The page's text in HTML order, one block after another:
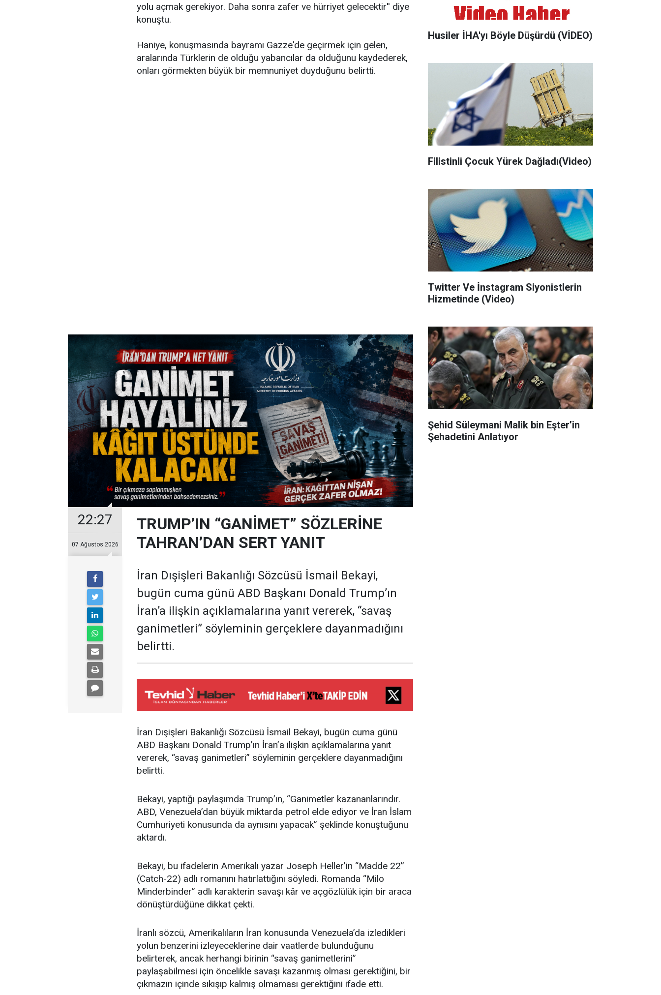
yolu açmak gerekiyor. Daha sonra zafer ve hürriyet gelecektir'' diye
konuştu.
Haniye, konuşmasında bayramı Gazze'de geçirmek için gelen,
aralarında Türklerin de olduğu yabancılar da olduğunu kaydederek,
onları görmekten büyük bir memnuniyet duyduğunu belirtti.
22:27
07 Ağustos 2026
TRUMP’IN “GANİMET” SÖZLERİNE
TAHRAN’DAN SERT YANIT
İran Dışişleri Bakanlığı Sözcüsü İsmail Bekayi,
bugün cuma günü ABD Başkanı Donald Trump’ın
İran’a ilişkin açıklamalarına yanıt vererek, “savaş
ganimetleri” söyleminin gerçeklere dayanmadığını
belirtti.
İran Dışişleri Bakanlığı Sözcüsü İsmail Bekayi, bugün cuma günü
ABD Başkanı Donald Trump’ın İran’a ilişkin açıklamalarına yanıt
vererek, “savaş ganimetleri” söyleminin gerçeklere dayanmadığını
belirtti.
Bekayi, yaptığı paylaşımda Trump’ın, “Ganimetler kazananlarındır.
ABD, Venezuela’dan büyük miktarda petrol elde ediyor ve İran İslam
Cumhuriyeti konusunda da aynısını yapacak” şeklinde konuştuğunu
aktardı.
Bekayi, bu ifadelerin Amerikalı yazar Joseph Heller’in “Madde 22”
(Catch-22) adlı romanını hatırlattığını söyledi. Romanda “Milo
Minderbinder” adlı karakterin savaşı kâr ve açgözlülük için bir araca
dönüştürdüğüne dikkat çekti.
İranlı sözcü, Amerikalıların İran konusunda Venezuela’da izledikleri
yolun benzerini izleyeceklerine dair vaatlerde bulunduğunu
belirterek, ancak herhangi birinin “savaş ganimetlerini”
paylaşabilmesi için öncelikle savaşı kazanmış olması gerektiğini, bir
çıkmazın içinde sıkışıp kalmış olmaması gerektiğini ifade etti.
Husiler İHA'yı Böyle Düşürdü (VİDEO)
Filistinli Çocuk Yürek Dağladı(Video)
Twitter Ve İnstagram Siyonistlerin
Hizmetinde (Video)
Şehid Süleymani Malik bin Eşter’in
Şehadetini Anlatıyor